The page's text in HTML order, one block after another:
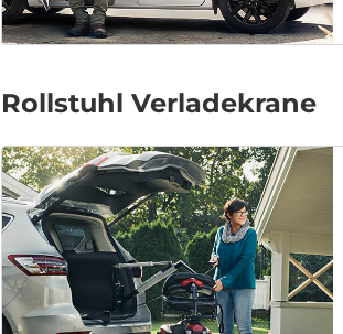
Rollstuhl Verladekrane